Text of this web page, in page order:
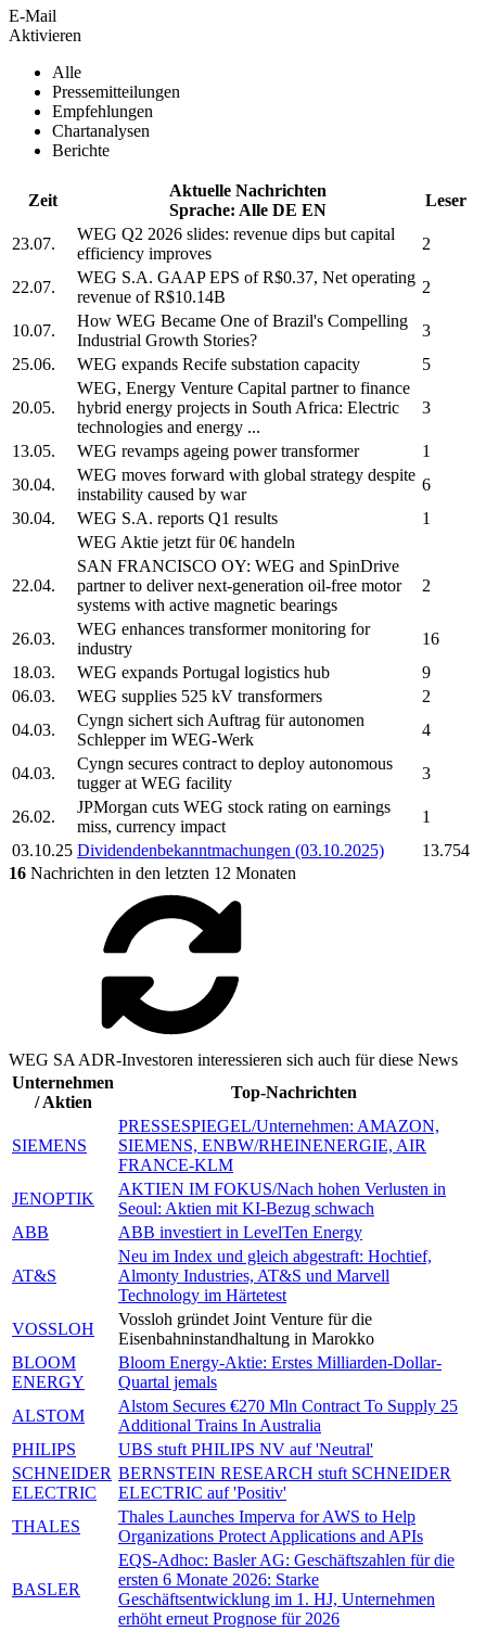
E-Mail
Aktivieren
Alle
Pressemitteilungen
Empfehlungen
Chartanalysen
Berichte
Zeit
Aktuelle Nachrichten
Sprache: Alle DE EN
Leser
23.07.
WEG Q2 2026 slides: revenue dips but capital
efficiency improves
2
22.07.
WEG S.A. GAAP EPS of R$0.37, Net operating
revenue of R$10.14B
2
10.07.
How WEG Became One of Brazil's Compelling
Industrial Growth Stories?
3
25.06.
WEG expands Recife substation capacity 5
20.05.
WEG, Energy Venture Capital partner to finance
hybrid energy projects in South Africa: Electric
technologies and energy ...
3
13.05. WEG revamps ageing power transformer
1
30.04.
WEG moves forward with global strategy despite
instability caused by war
6
30.04.
WEG S.A. reports Q1 results
1
WEG Aktie jetzt für 0€ handeln
22.04.
SAN FRANCISCO OY: WEG and SpinDrive
partner to deliver next-generation oil-free motor
systems with active magnetic bearings
2
26.03.
WEG enhances transformer monitoring for
industry
16
18.03.
WEG expands Portugal logistics hub
9
06.03.
WEG supplies 525 kV transformers
2
04.03.
Cyngn sichert sich Auftrag für autonomen
Schlepper im WEG-Werk
4
04.03.
Cyngn secures contract to deploy autonomous
tugger at WEG facility
3
26.02.
JPMorgan cuts WEG stock rating on earnings
miss, currency impact
1
03.10.25 Dividendenbekanntmachungen (03.10.2025)
13.754
16 Nachrichten in den letzten 12 Monaten
WEG SA ADR-Investoren interessieren sich auch für diese News
Unternehmen
/ Aktien
Top-Nachrichten
SIEMENS
PRESSESPIEGEL/Unternehmen: AMAZON,
SIEMENS, ENBW/RHEINENERGIE, AIR
FRANCE-KLM
JENOPTIK
AKTIEN IM FOKUS/Nach hohen Verlusten in
Seoul: Aktien mit KI-Bezug schwach
ABB
ABB investiert in LevelTen Energy
AT&S
Neu im Index und gleich abgestraft: Hochtief,
Almonty Industries, AT&S und Marvell
Technology im Härtetest
VOSSLOH
Vossloh gründet Joint Venture für die
Eisenbahninstandhaltung in Marokko
BLOOM
ENERGY
Bloom Energy-Aktie: Erstes Milliarden-Dollar-
Quartal jemals
ALSTOM
Alstom Secures €270 Mln Contract To Supply 25
Additional Trains In Australia
PHILIPS
UBS stuft PHILIPS NV auf 'Neutral'
SCHNEIDER
ELECTRIC
BERNSTEIN RESEARCH stuft SCHNEIDER
ELECTRIC auf 'Positiv'
THALES
Thales Launches Imperva for AWS to Help
Organizations Protect Applications and APIs
BASLER
EQS-Adhoc: Basler AG: Geschäftszahlen für die
ersten 6 Monate 2026: Starke
Geschäftsentwicklung im 1. HJ, Unternehmen
erhöht erneut Prognose für 2026